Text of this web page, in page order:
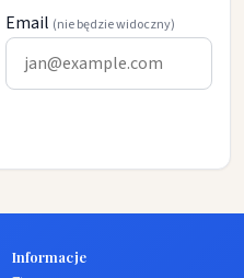
Email (nie będzie widoczny)
Informacje